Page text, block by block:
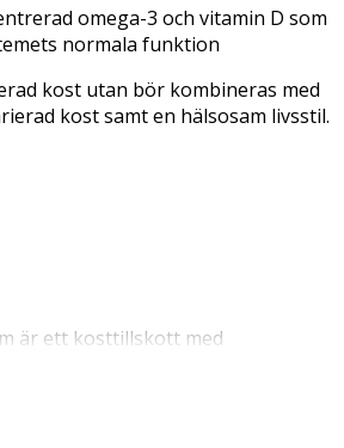
omega-3 och vitamin D som
normala funktion
kost utan bör kombineras med
kost samt en hälsosam livsstil.
är ett kosttillskott med
3 och vitamin D som bidrar till
funktion. De små kapslarna är